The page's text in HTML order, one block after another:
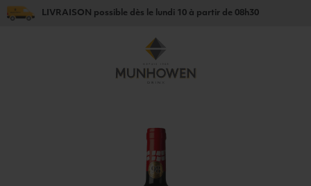
LIVRAISON possible dès le lundi 10 à partir de 08h30